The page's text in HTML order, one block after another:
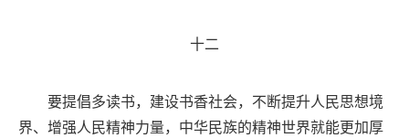
十二
要提倡多读书，建设书香社会，不断提升人民思想境
界、增强人民精神力量，中华民族的精神世界就能更加厚